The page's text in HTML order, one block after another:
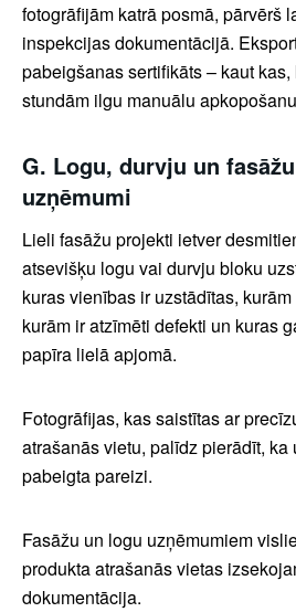
fotogrāfijām katrā posmā, pārvērš
inspekcijas dokumentācijā.
pabeigšanas sertifikāts – kaut
stundām ilgu manuālu
G. Logu, durvju un
uzņēmumi
Lieli fasāžu projekti ietver
atsevišķu logu vai durvju bloku
kuras vienības ir uzstādītas,
kurām ir atzīmēti defekti un kuras
papīra lielā apjomā.
Fotogrāfijas, kas saistītas ar
atrašanās vietu, palīdz pierādīt, ka
pabeigta pareizi.
Fasāžu un logu uzņēmumiem
produkta atrašanās vietas
dokumentācija.